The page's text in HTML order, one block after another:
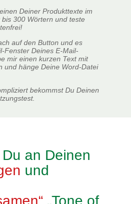
Deiner Produkttexte im
300 Wörtern und teste
auf den Button und es
Fenster Deines E-Mail-
mir einen kurzen Text mit
und hänge Deine Word-Datei
bekommst Du Deinen
an Deinen
und
„Tone of